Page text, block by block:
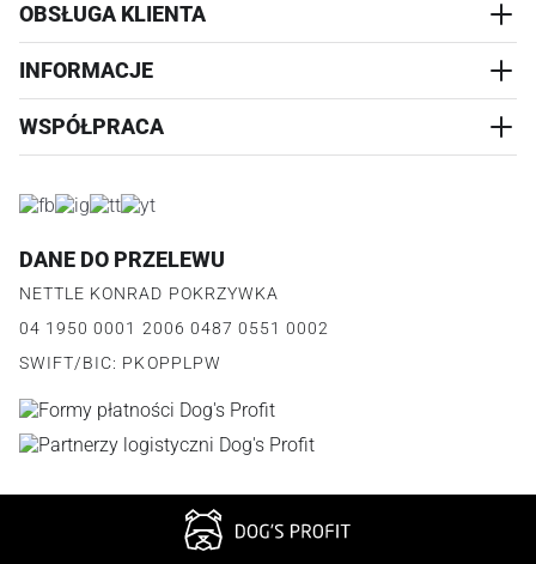
AKCESORIA
WYPRZEDAŻ
OBSŁUGA KLIENTA
REALIZACJA I WYSYŁKA
WYMIANA
PŁATNOŚCI
FAQ
INFORMACJE
KONTAKT
O PRODUKCIE
WSPÓŁPRACA
JAK DZIAŁA PROGRAM
REGULAMIN PROGRAMU
POLITYKA PRYWATNOŚCI PROGRAMU
DANE DO PRZELEWU
NETTLE KONRAD POKRZYWKA
04 1950 0001 2006 0487 0551 0002
SWIFT/BIC: PKOPPLPW